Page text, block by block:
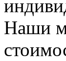
Наши